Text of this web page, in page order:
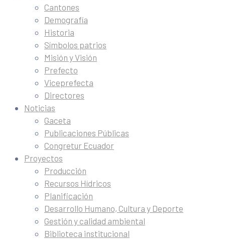
Cantones
Demografía
Historia
Símbolos patrios
Misión y Visión
Prefecto
Viceprefecta
Directores
Noticias
Gaceta
Publicaciones Públicas
Congretur Ecuador
Proyectos
Producción
Recursos Hídricos
Planificación
Desarrollo Humano, Cultura y Deporte
Gestión y calidad ambiental
Biblioteca institucional